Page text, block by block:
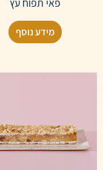
פאי תפוח עץ
מידע נוסף